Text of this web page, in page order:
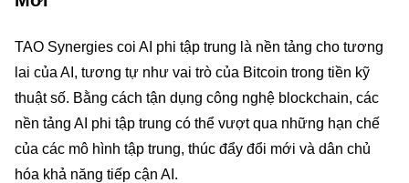
TAO Synergies coi AI phi tập trung là nền tảng cho tương
lai của AI, tương tự như vai trò của Bitcoin trong tiền kỹ
thuật số. Bằng cách tận dụng công nghệ blockchain, các
nền tảng AI phi tập trung có thể vượt qua những hạn chế
của các mô hình tập trung, thúc đẩy đổi mới và dân chủ
hóa khả năng tiếp cận AI.